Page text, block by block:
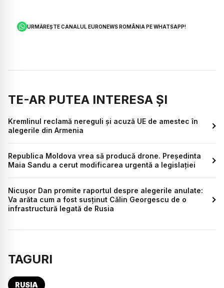
URMĂREȘTE CANALUL EURONEWS ROMÂNIA PE WHATSAPP!
TE-AR PUTEA INTERESA ȘI
Kremlinul reclamă nereguli și acuză UE de amestec în
alegerile din Armenia
Republica Moldova vrea să producă drone. Președinta
Maia Sandu a cerut modificarea urgentă a legislației
Nicușor Dan promite raportul despre alegerile anulate:
Va arăta cum a fost susținut Călin Georgescu de o
infrastructură legată de Rusia
TAGURI
RUSIA